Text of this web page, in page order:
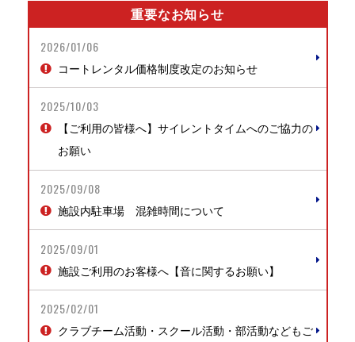
重要なお知らせ
2026/01/06
コートレンタル価格制度改定のお知らせ
2025/10/03
【ご利用の皆様へ】サイレントタイムへのご協力の
お願い
2025/09/08
施設内駐車場 混雑時間について
2025/09/01
施設ご利用のお客様へ【音に関するお願い】
2025/02/01
クラブチーム活動・スクール活動・部活動などもご